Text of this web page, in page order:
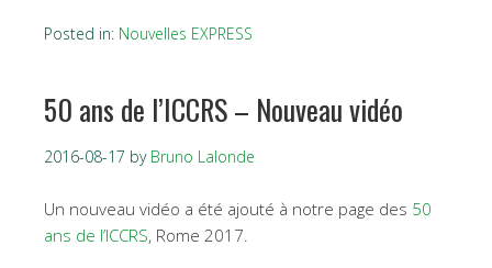
Posted in: Nouvelles EXPRESS
50 ans de l’ICCRS – Nouveau vidéo
2016-08-17 by Bruno Lalonde
Un nouveau vidéo a été ajouté à notre page des 50
ans de l’ICCRS, Rome 2017.